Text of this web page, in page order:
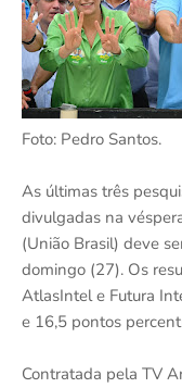
Foto: Pedro Santos.
As últimas três
divulgadas na
(União Brasil) deve
domingo (27). Os
AtlasIntel e Futura
e 16,5 pontos
Contratada pela TV